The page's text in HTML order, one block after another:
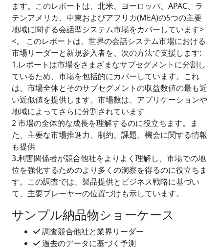
ます。このレポートは、北米、ヨーロッパ、APAC、ラ
テンアメリカ、中東およびアフリカ(MEA)の5つの主要
地域に関する会話型システム市場をカバーしています>
<。 このレポートは、世界の会話システム市場における
市場リーダーと新規参入者を、次の方法で支援します:
1.レポートは市場をさまざまなサブセグメントに分割し
ているため、市場を包括的にカバーしています。これ
は、市場全体とそのサブセグメントの収益数値の最も近
い近似値を提供します。市場数は、アプリケーションや
地域によってさらに分割されています
2 市場の全体的な成長を理解するのに役立ちます。ま
た、主要な市場推進力、制約、課題、機会に関する情報
も提供
3.利害関係者が競合他社をよりよく理解し、市場での地
位を強化するためのより多くの洞察を得るのに役立ちま
す。この調査では、製品提供とビジネス戦略に基づい
て、主要プレーヤーの位置づけも示しています。
サンプル納品物ショーケース
調査競合他社と業界リーダー
過去のデータに基づく予測